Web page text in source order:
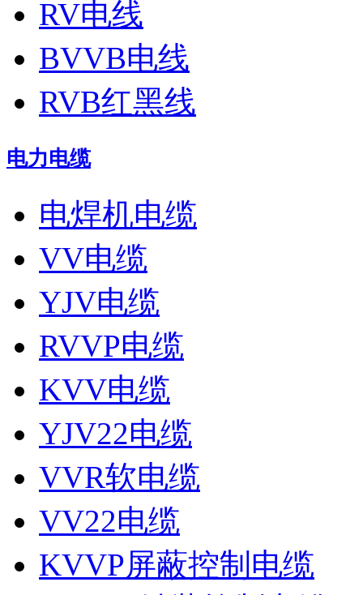
RV电线
BVVB电线
RVB红黑线
电力电缆
电焊机电缆
VV电缆
YJV电缆
RVVP电缆
KVV电缆
YJV22电缆
VVR软电缆
VV22电缆
KVVP屏蔽控制电缆